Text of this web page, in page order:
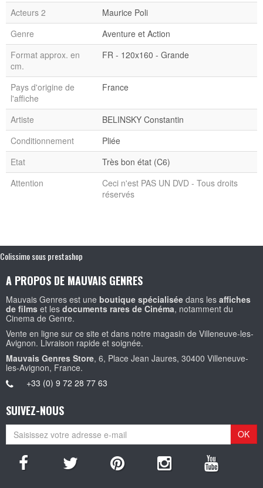
Acteurs 2
Maurice Poli
Genre
Aventure et Action
Format approx. en
cm.
FR - 120x160 - Grande
Pays d'origine de
l'affiche
France
Artiste
BELINSKY Constantin
Conditionnement
Pliée
Etat
Très bon état (C6)
Attention
Ceci n'est PAS UN DVD - Tous droits
réservés
Colissimo sous prestashop
A PROPOS DE MAUVAIS GENRES
Mauvais Genres est une boutique spécialisée dans les affiches
de films et les documents rares de Cinéma, notamment du
Cinema de Genre.
Vente en ligne sur ce site et dans notre magasin de Villeneuve-les-
Avignon. Livraison rapide et soignée.
Mauvais Genres Store, 6, Place Jean Jaures, 30400 Villeneuve-
les-Avignon, France.
+33 (0) 9 72 28 77 63
SUIVEZ-NOUS
OK